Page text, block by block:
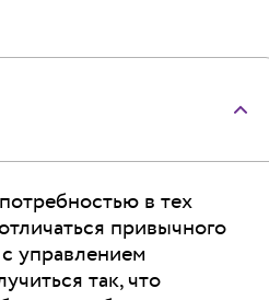
в тех
привычного
управлением
так, что